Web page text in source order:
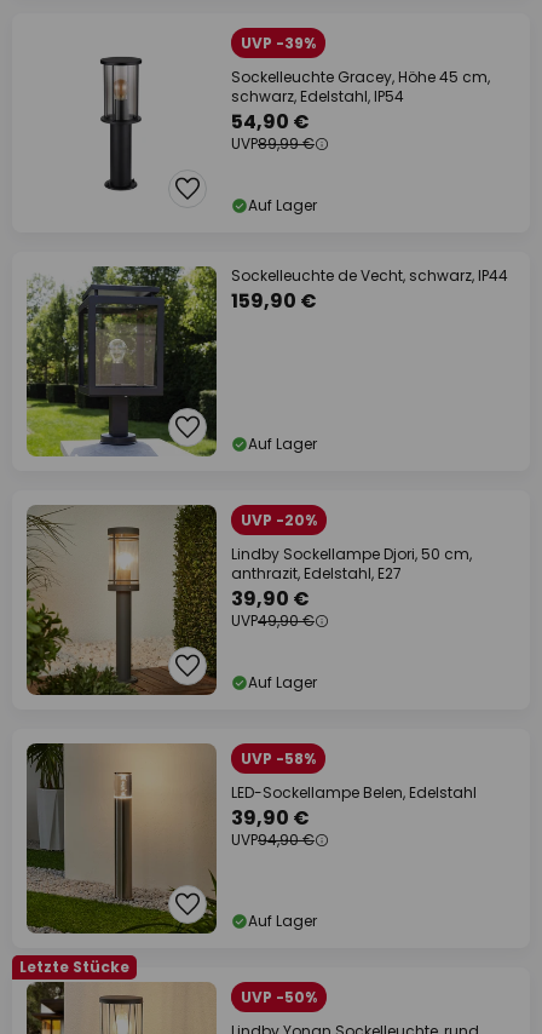
UVP -39%
Sockelleuchte Gracey, Höhe 45 cm,
schwarz, Edelstahl, IP54
54,90 €
UVP89,99 €
Auf Lager
Sockelleuchte de Vecht, schwarz, IP44
159,90 €
Auf Lager
UVP -20%
Lindby Sockellampe Djori, 50 cm,
anthrazit, Edelstahl, E27
39,90 €
UVP49,90 €
Auf Lager
UVP -58%
LED-Sockellampe Belen, Edelstahl
39,90 €
UVP94,90 €
Auf Lager
Letzte Stücke
UVP -50%